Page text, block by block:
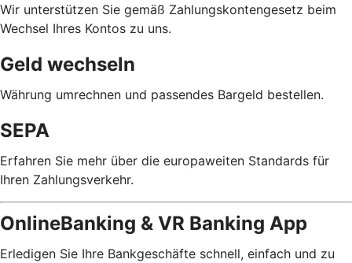
Wir unterstützen Sie gemäß Zahlungskontengesetz beim
Wechsel Ihres Kontos zu uns.
Geld wechseln
Währung umrechnen und passendes Bargeld bestellen.
SEPA
Erfahren Sie mehr über die europaweiten Standards für
Ihren Zahlungsverkehr.
OnlineBanking & VR Banking App
Erledigen Sie Ihre Bankgeschäfte schnell, einfach und zu